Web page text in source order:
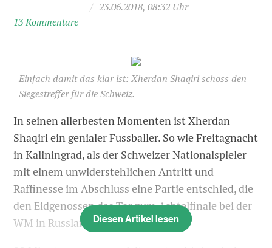
/ 23.06.2018, 08:32 Uhr
13 Kommentare
Einfach damit das klar ist: Xherdan Shaqiri schoss den
Siegestreffer für die Schweiz.
In seinen allerbesten Momenten ist Xherdan
Shaqiri ein genialer Fussballer. So wie Freitagnacht
in Kaliningrad, als der Schweizer Nationalspieler
mit einem unwiderstehlichen Antritt und
Raffinesse im Abschluss eine Partie entschied, die
den Eidgenossen das Tor zum Achtelfinale bei der
WM in Russland ganz weit aufstiess.
Diesen Artikel lesen